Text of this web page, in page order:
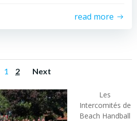
read more
POSTS
NAVIGATION
Page
1 Page
2 POSTS
NAVIGATION
Next
Les
Intercomités de
Beach Handball